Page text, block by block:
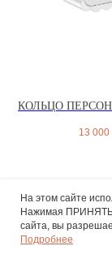
КОЛЬЦО
13 000
На этом сайте
Нажимая ПРИНЯТЬ
сайта, вы
Подробнее